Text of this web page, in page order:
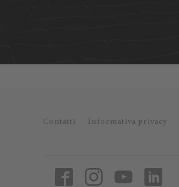
Contatti Informativa privacy